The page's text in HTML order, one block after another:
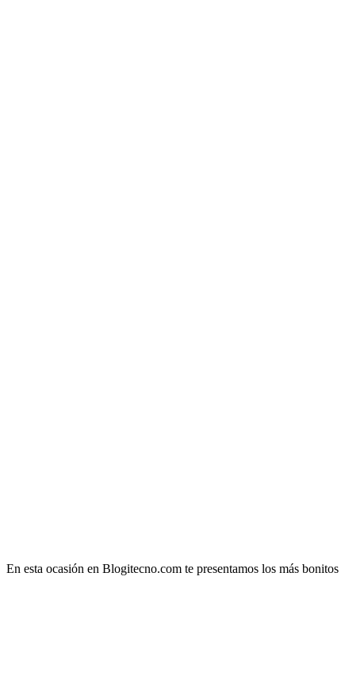
En esta ocasión en Blogitecno.com te presentamos los más bonitos